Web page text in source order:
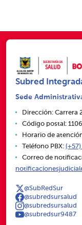
Subred
Sede
Dirección: Carrera
Código postal:
Horario de
Teléfono PBX:
Correo de
@SubRedSur
@subredsursalud
@subredsursalud
@subredsur9487